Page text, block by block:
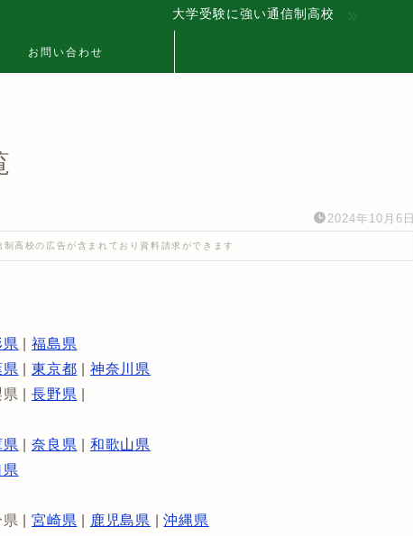
大学受験に強い通信制高校
お問い合わせ
2024年10月6日
制高校の広告が含まれており資料請求ができます
県 |福島県
|東京都
神奈川県
県 |長野県
|奈良県
和歌山県
県
県 |宮崎県 鹿児島県 |沖縄県